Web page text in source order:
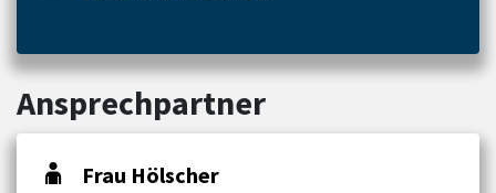
Ansprechpartner
Frau Hölscher